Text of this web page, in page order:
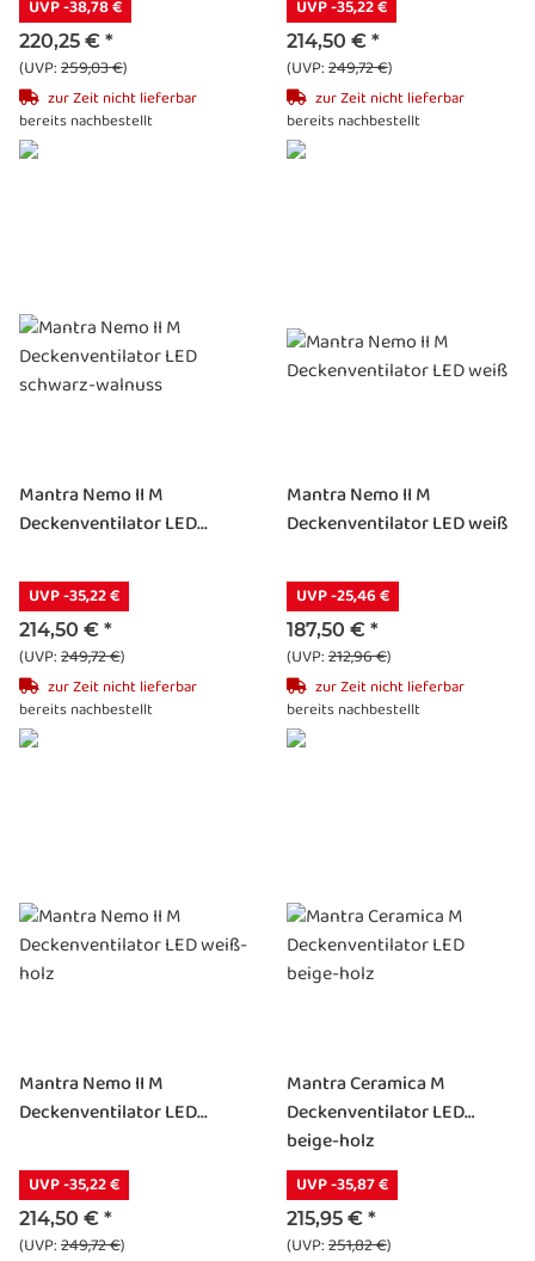
UVP -38,78 €
220,25 € *
(UVP:259,03 €)
zur Zeit nicht lieferbar
bereits nachbestellt
UVP -35,22 €
214,50 € *
(UVP:249,72 €)
zur Zeit nicht lieferbar
bereits nachbestellt
Mantra Nemo II M
Deckenventilator LED...
UVP -35,22 €
214,50 € *
(UVP:249,72 €)
zur Zeit nicht lieferbar
bereits nachbestellt
Mantra Nemo II M
Deckenventilator LED weiß
UVP -25,46 €
187,50 € *
(UVP:212,96 €)
zur Zeit nicht lieferbar
bereits nachbestellt
Mantra Nemo II M
Deckenventilator LED...
UVP -35,22 €
214,50 € *
(UVP:249,72 €)
Mantra Ceramica M
Deckenventilator LED
beige-holz
UVP -35,87 €
215,95 € *
(UVP:251,82 €)